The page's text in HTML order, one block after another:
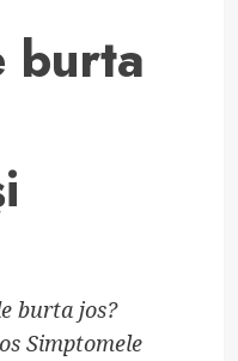
burta
burta jos?
Simptomele